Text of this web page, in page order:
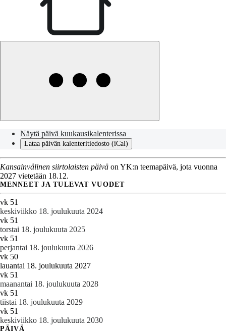
Näytä päivä kuukausikalenterissa
Lataa päivän kalenteritiedosto (iCal)
Kansainvälinen siirtolaisten päivä on YK:n teemapäivä, jota vuonna
2027 vietetään 18.12.
MENNEET JA TULEVAT VUODET
vk 51
keskiviikko 18. joulukuuta 2024
vk 51
torstai 18. joulukuuta 2025
vk 51
perjantai 18. joulukuuta 2026
vk 50
lauantai 18. joulukuuta 2027
vk 51
maanantai 18. joulukuuta 2028
vk 51
tiistai 18. joulukuuta 2029
vk 51
keskiviikko 18. joulukuuta 2030
PÄIVÄ